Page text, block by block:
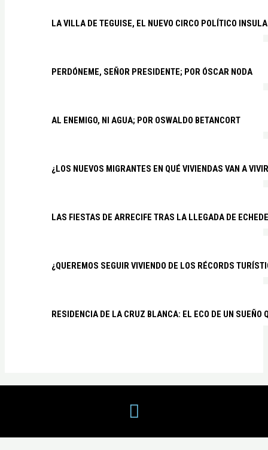
LA VILLA DE TEGUISE, EL NUEVO CIRCO POLÍTICO
PERDÓNEME, SEÑOR PRESIDENTE; POR ÓSCAR NODA
AL ENEMIGO, NI AGUA; POR OSWALDO BETANCORT
¿LOS NUEVOS MIGRANTES EN QUÉ VIVIENDAS VAN A
LAS FIESTAS DE ARRECIFE TRAS LA LLEGADA DE
¿QUEREMOS SEGUIR VIVIENDO DE LOS RÉCORDS
RESIDENCIA DE LA CRUZ BLANCA: EL ECO DE UN SUEÑO